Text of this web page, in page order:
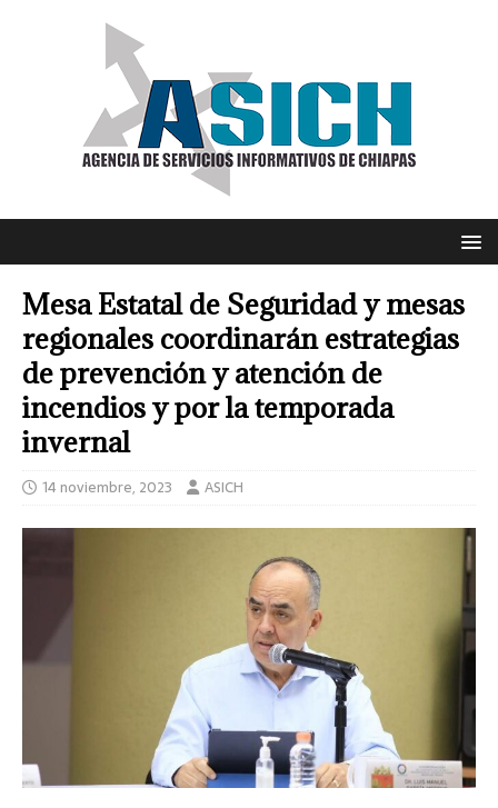
Mesa Estatal de Seguridad y mesas
regionales coordinarán estrategias
de prevención y atención de
incendios y por la temporada
invernal
14 noviembre, 2023 ASICH